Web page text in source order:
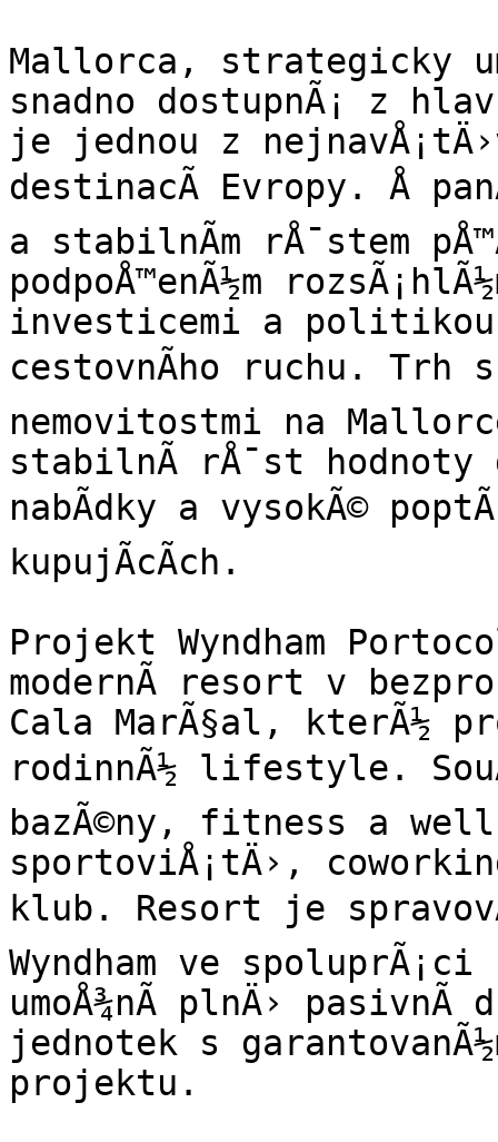
Mallorca, strategicky
snadno dostupnÃ¡ z
je jednou z
destinacÃ­ Evropy. Å
a stabilnÃ­m rÅ¯stem
podpoÅ™enÃ½m
investicemi a politikou
cestovnÃ­ho ruchu. Trh
nemovitostmi na
stabilnÃ­ rÅ¯st hodnoty
nabÃ­dky a vysokÃ©
kupujÃ­cÃ­ch.
Projekt Wyndham
modernÃ­ resort v
Cala MarÃ§al, kterÃ½
rodinnÃ½ lifestyle.
bazÃ©ny, fitness a
sportoviÅ¡tÄ›,
klub. Resort je
Wyndham ve
umoÅ¾nÃ­ plnÄ›
jednotek s
projektu.